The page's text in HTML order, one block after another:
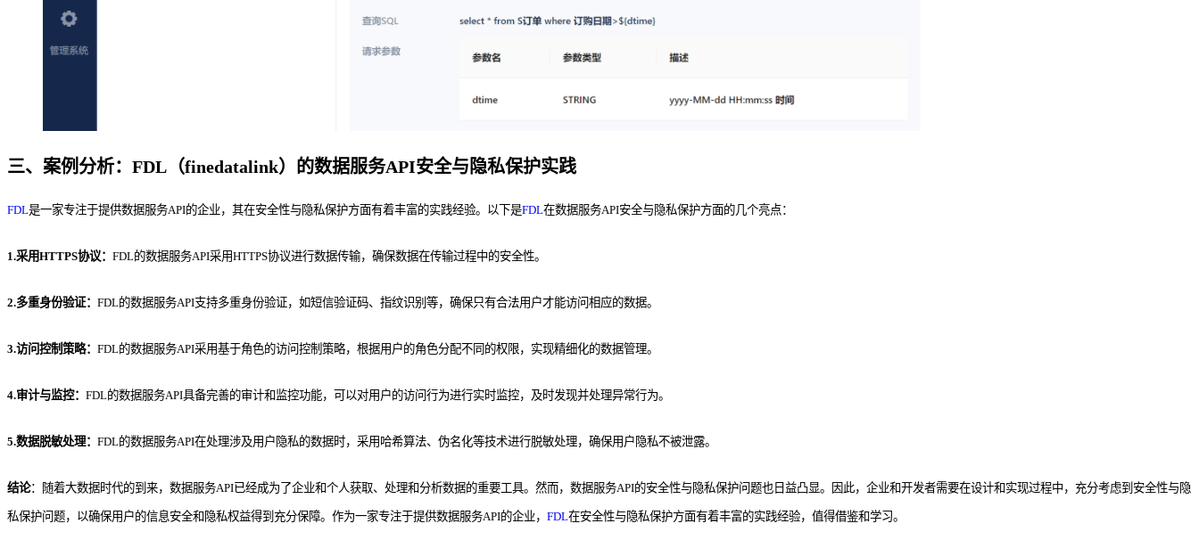
三、案例分析：FDL（finedatalink）的数据服务API安全与隐私保护实践
FDL是一家专注于提供数据服务API的企业，其在安全性与隐私保护方面有着丰富的实践经验。以下是FDL在数据服务API安全与隐私保护方面的几个亮点：
1.采用HTTPS协议： FDL的数据服务API采用HTTPS协议进行数据传输，确保数据在传输过程中的安全性。
2.多重身份验证： FDL的数据服务API支持多重身份验证，如短信验证码、指纹识别等，确保只有合法用户才能访问相应的数据。
3.访问控制策略： FDL的数据服务API采用基于角色的访问控制策略，根据用户的角色分配不同的权限，实现精细化的数据管理。
4.审计与监控： FDL的数据服务API具备完善的审计和监控功能，可以对用户的访问行为进行实时监控，及时发现并处理异常行为。
5.数据脱敏处理： FDL的数据服务API在处理涉及用户隐私的数据时，采用哈希算法、伪名化等技术进行脱敏处理，确保用户隐私不被泄露。
结论：随着大数据时代的到来，数据服务API已经成为了企业和个人获取、处理和分析数据的重要工具。然而，数据服务API的安全性与隐私保护问题也日益凸显。因此，企业和开发者需要在设计和实现过程中，充分考虑到安全性与隐
私保护问题，以确保用户的信息安全和隐私权益得到充分保障。作为一家专注于提供数据服务API的企业， FDL在安全性与隐私保护方面有着丰富的实践经验，值得借鉴和学习。